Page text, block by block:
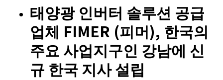
태양광 인버터 솔루션 공급
업체 FIMER (피머), 한국의
주요 사업지구인 강남에 신
규 한국 지사 설립